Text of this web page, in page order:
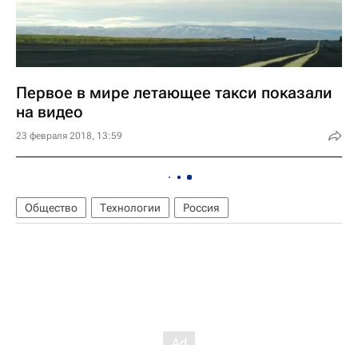
Первое в мире летающее такси показали
на видео
23 февраля 2018, 13:59
Общество Технологии Россия